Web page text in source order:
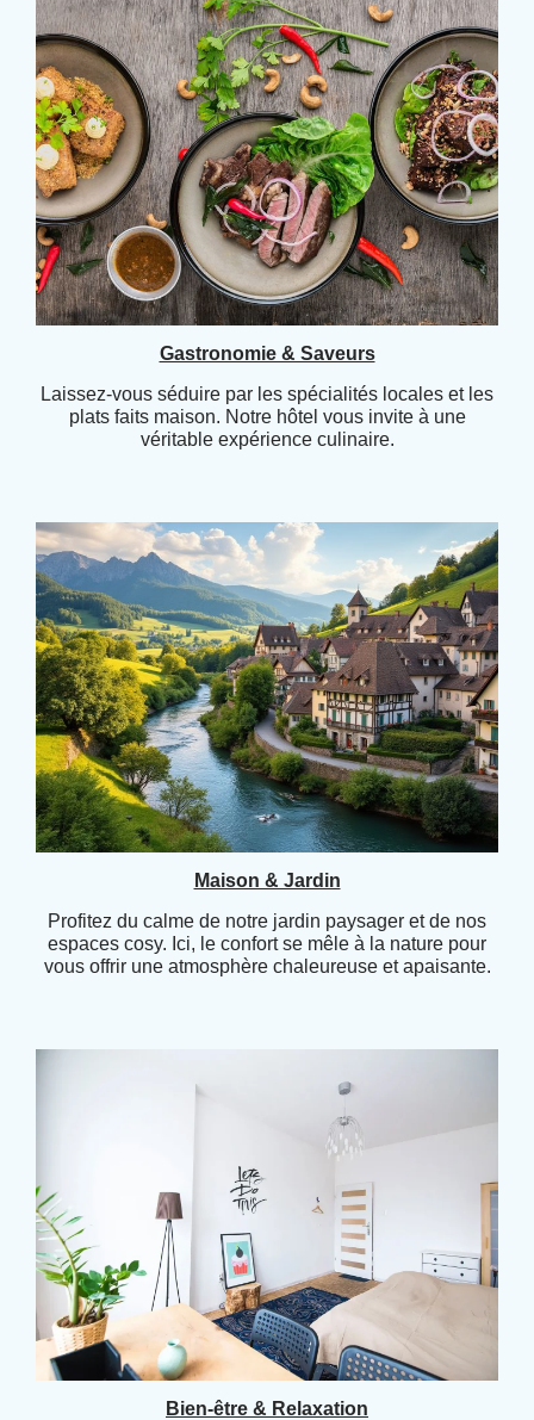
Gastronomie & Saveurs
Laissez-vous séduire par les spécialités locales et les
plats faits maison. Notre hôtel vous invite à une
véritable expérience culinaire.
Maison & Jardin
Profitez du calme de notre jardin paysager et de nos
espaces cosy. Ici, le confort se mêle à la nature pour
vous offrir une atmosphère chaleureuse et apaisante.
Bien-être & Relaxation